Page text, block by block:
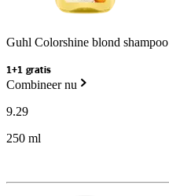
Guhl Colorshine blond shampoo
1+1 gratis
Combineer nu
9.29
250 ml